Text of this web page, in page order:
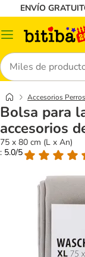
ENVÍO
Menú
Buscar
Accesorios Perros
Bolsa para
accesorios
75 x 80 cm (L x An)
: 5.0/5